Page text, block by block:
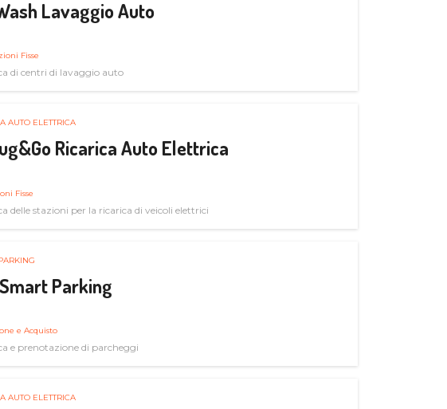
Lavaggio Auto
Fisse
di centri di lavaggio auto
AUTO ELETTRICA
Ricarica Auto Elettrica
Fisse
delle stazioni per la ricarica di veicoli elettrici
Parking
e Acquisto
e prenotazione di parcheggi
AUTO ELETTRICA